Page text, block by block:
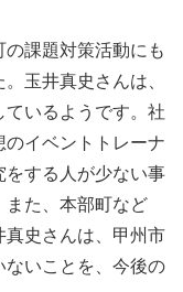
課題対策活動にも
玉井真史さんは、
いるようです。社
イベントトレーナ
をする人が少ない事
また、本部町など
真史さんは、甲州市
ないことを、今後の